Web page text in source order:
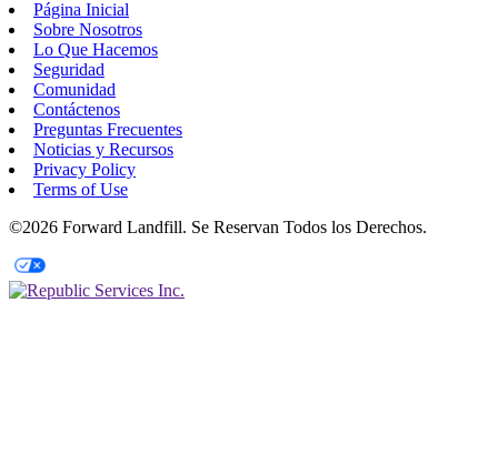
Página Inicial
Sobre Nosotros
Lo Que Hacemos
Seguridad
Comunidad
Contáctenos
Preguntas Frecuentes
Noticias y Recursos
Privacy Policy
Terms of Use
©2026 Forward Landfill. Se Reservan Todos los Derechos.